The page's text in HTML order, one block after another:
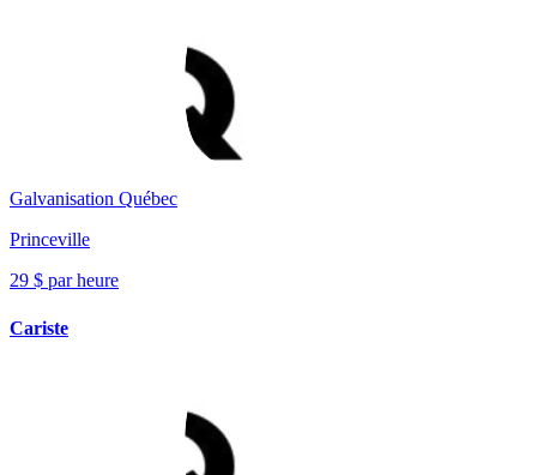
Galvanisation Québec
Princeville
29 $ par heure
Cariste